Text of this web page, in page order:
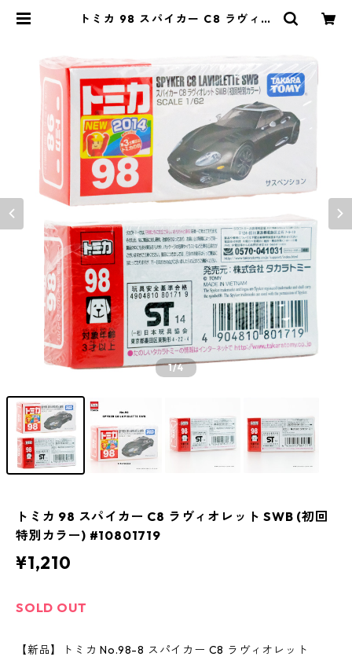
トミカ 98 スパイカー C8 ラヴィオ
1/4
トミカ 98 スパイカー C8 ラヴィオレット SWB (初回
特別カラー) #10801719
¥1,210
SOLD OUT
【新品】トミカ No.98-8 スパイカー C8 ラヴィオレット